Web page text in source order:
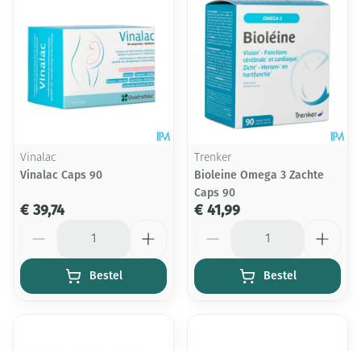
Vinalac
Vinalac Caps 90
€ 39,74
Bestel
Trenker
Bioleine Omega 3 Zachte
Caps 90
€ 41,99
Bestel